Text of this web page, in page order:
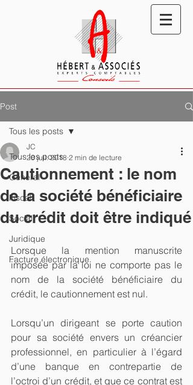
Post
Tous les posts
Général
Fiscal
Social
Juridique
Facture électronique
Tous les posts
Cautionnement : le nom
de la société bénéficiaire
du crédit doit être indiqué
JC
20 juil. 2018 2 min de lecture
Lorsque la mention manuscrite
imposée par la loi ne comporte pas le
nom de la société bénéficiaire du
crédit, le cautionnement est nul.
Lorsqu’un dirigeant se porte caution
pour sa société envers un créancier
professionnel, en particulier à l’égard
d’une banque en contrepartie de
l’octroi d’un crédit, et que ce contrat est